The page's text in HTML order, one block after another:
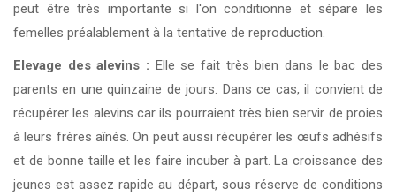
peut être très importante si l'on conditionne et sépare les
femelles préalablement à la tentative de reproduction.
Elevage des alevins : Elle se fait très bien dans le bac des
parents en une quinzaine de jours. Dans ce cas, il convient de
récupérer les alevins car ils pourraient très bien servir de proies
à leurs frères aînés. On peut aussi récupérer les œufs adhésifs
et de bonne taille et les faire incuber à part. La croissance des
jeunes est assez rapide au départ, sous réserve de conditions